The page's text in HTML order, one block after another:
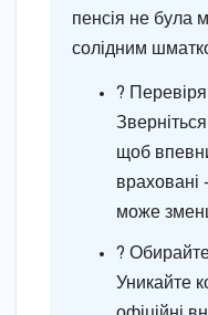
пенсія не була
солідним
?
щоб
враховані
може
? Обирайте
Уникайте